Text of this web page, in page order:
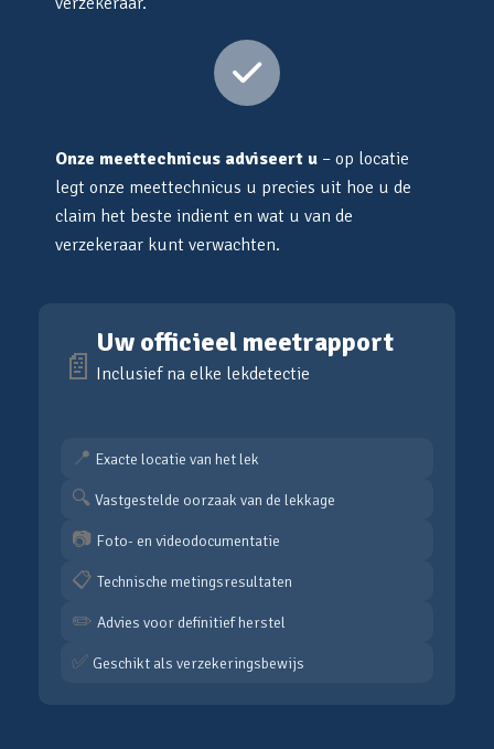
Onze meettechnicus adviseert u – op locatie
legt onze meettechnicus u precies uit hoe u de
claim het beste indient en wat u van de
verzekeraar kunt verwachten.
📄
Uw officieel meetrapport
Inclusief na elke lekdetectie
📍 Exacte locatie van het lek
🔍 Vastgestelde oorzaak van de lekkage
📷 Foto- en videodocumentatie
📋 Technische metingsresultaten
✏️ Advies voor definitief herstel
✅ Geschikt als verzekeringsbewijs